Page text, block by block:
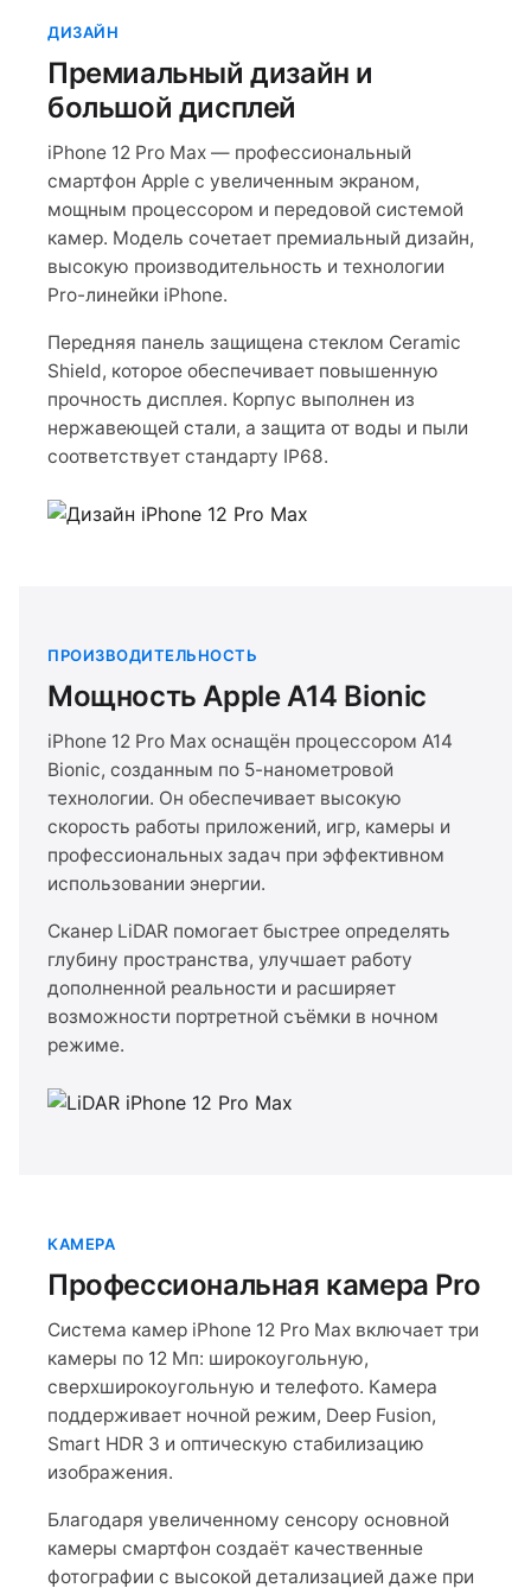
ДИЗАЙН
Премиальный дизайн и
большой дисплей
iPhone 12 Pro Max — профессиональный
смартфон Apple с увеличенным экраном,
мощным процессором и передовой системой
камер. Модель сочетает премиальный дизайн,
высокую производительность и технологии
Pro-линейки iPhone.
Передняя панель защищена стеклом Ceramic
Shield, которое обеспечивает повышенную
прочность дисплея. Корпус выполнен из
нержавеющей стали, а защита от воды и пыли
соответствует стандарту IP68.
ПРОИЗВОДИТЕЛЬНОСТЬ
Мощность Apple A14 Bionic
iPhone 12 Pro Max оснащён процессором A14
Bionic, созданным по 5-нанометровой
технологии. Он обеспечивает высокую
скорость работы приложений, игр, камеры и
профессиональных задач при эффективном
использовании энергии.
Сканер LiDAR помогает быстрее определять
глубину пространства, улучшает работу
дополненной реальности и расширяет
возможности портретной съёмки в ночном
режиме.
КАМЕРА
Профессиональная камера Pro
Система камер iPhone 12 Pro Max включает три
камеры по 12 Мп: широкоугольную,
сверхширокоугольную и телефото. Камера
поддерживает ночной режим, Deep Fusion,
Smart HDR 3 и оптическую стабилизацию
изображения.
Благодаря увеличенному сенсору основной
камеры смартфон создаёт качественные
фотографии с высокой детализацией даже при